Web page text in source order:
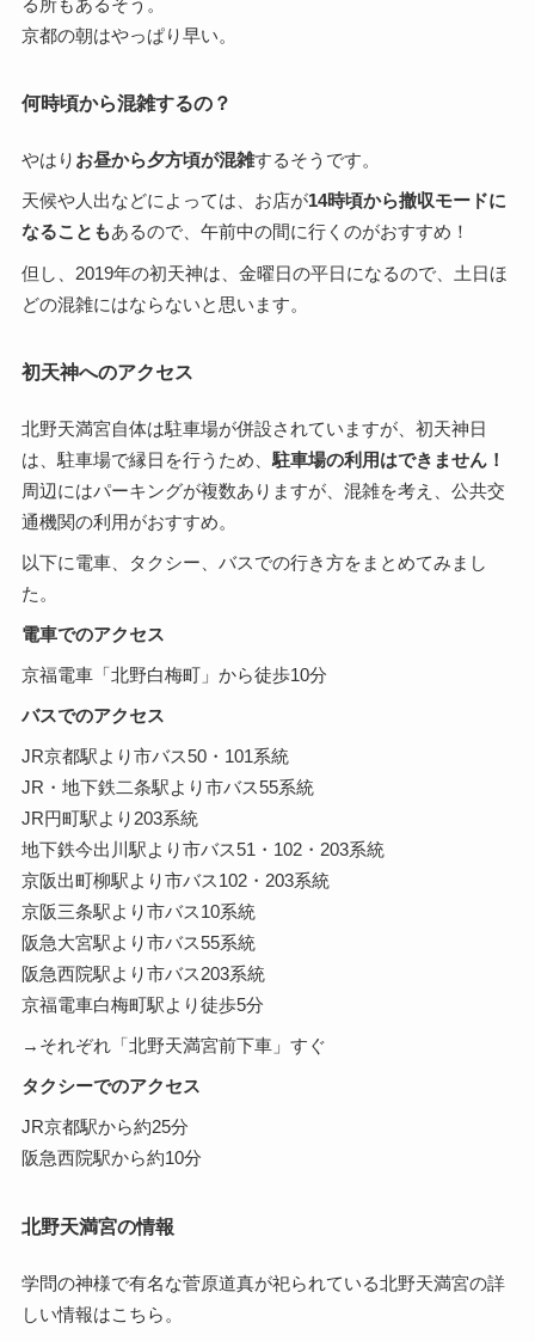
る所もあるそう。
京都の朝はやっぱり早い。
何時頃から混雑するの？
やはり お昼から夕方頃が混雑するそうです。
天候や人出などによっては、お店が14時頃から撤収モードに
なることもあるので、午前中の間に行くのがおすすめ！
但し、2019年の初天神は、金曜日の平日になるので、土日ほ
どの混雑にはならないと思います。
初天神へのアクセス
北野天満宮自体は駐車場が併設されていますが、初天神日
は、駐車場で縁日を行うため、 駐車場の利用はできません！
周辺にはパーキングが複数ありますが、混雑を考え、公共交
通機関の利用がおすすめ。
以下に電車、タクシー、バスでの行き方をまとめてみまし
た。
電車でのアクセス
京福電車「北野白梅町」から徒歩10分
バスでのアクセス
JR京都駅より市バス50・101系統
JR・地下鉄二条駅より市バス55系統
JR円町駅より203系統
地下鉄今出川駅より市バス51・102・203系統
京阪出町柳駅より市バス102・203系統
京阪三条駅より市バス10系統
阪急大宮駅より市バス55系統
阪急西院駅より市バス203系統
京福電車白梅町駅より徒歩5分
→それぞれ「北野天満宮前下車」すぐ
タクシーでのアクセス
JR京都駅から約25分
阪急西院駅から約10分
北野天満宮の情報
学問の神様で有名な菅原道真が祀られている北野天満宮の詳
しい情報はこちら。